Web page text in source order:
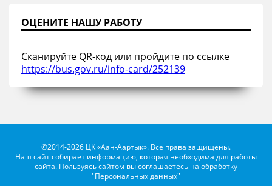
ОЦЕНИТЕ НАШУ РАБОТУ
Сканируйте QR-код или пройдите по ссылке
https://bus.gov.ru/info-card/252139
©2014-2026 ЦК «Аан-Аартык». Все права защищены.
Наш сайт собирает информацию, которая необходима для работы
сайта. Пользуясь сайтом вы соглашаетесь на обработку
"Персональных данных"